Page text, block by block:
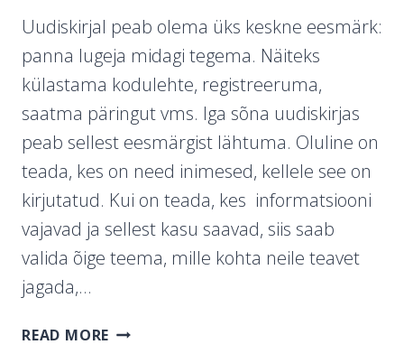
Uudiskirjal peab olema üks keskne eesmärk:
panna lugeja midagi tegema. Näiteks
külastama kodulehte, registreeruma,
saatma päringut vms. Iga sõna uudiskirjas
peab sellest eesmärgist lähtuma. Oluline on
teada, kes on need inimesed, kellele see on
kirjutatud. Kui on teada, kes informatsiooni
vajavad ja sellest kasu saavad, siis saab
valida õige teema, mille kohta neile teavet
jagada,…
READ MORE UUDISKIRI